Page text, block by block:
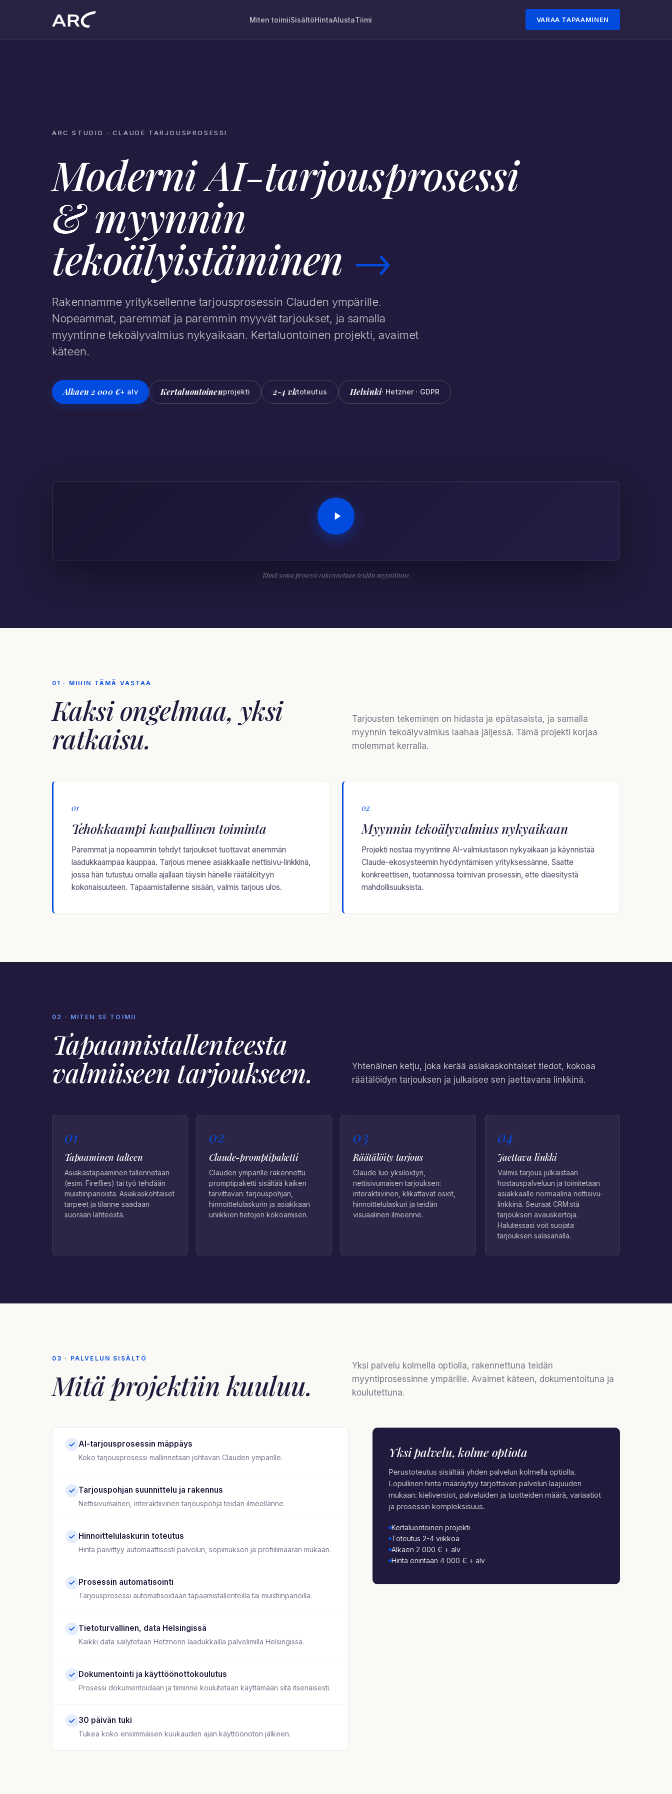
Miten toimiiSisältöHintaAlustaTiimi VARAA TAPAAMINEN
ARC STUDIO · CLAUDE TARJOUSPROSESSI
Moderni AI-tarjousprosessi
& myynnin
tekoälyistäminen →
Rakennamme yrityksellenne tarjousprosessin Clauden ympärille.
Nopeammat, paremmat ja paremmin myyvät tarjoukset, ja samalla
myyntinne tekoälyvalmius nykyaikaan. Kertaluontoinen projekti, avaimet
käteen.
Alkaen 2 000 €+ alv Kertaluontoinenprojekti 2-4 vktoteutus Helsinki· Hetzner · GDPR
Tämä sama prosessi rakennetaan teidän myyntiinne.
01 · MIHIN TÄMÄ VASTAA
Kaksi ongelmaa, yksi
ratkaisu.
Tarjousten tekeminen on hidasta ja epätasaista, ja samalla
myynnin tekoälyvalmius laahaa jäljessä. Tämä projekti korjaa
molemmat kerralla.
01
Tehokkaampi kaupallinen toiminta
Paremmat ja nopeammin tehdyt tarjoukset tuottavat enemmän
laadukkaampaa kauppaa. Tarjous menee asiakkaalle nettisivu-linkkinä,
jossa hän tutustuu omalla ajallaan täysin hänelle räätälöityyn
kokonaisuuteen. Tapaamistallenne sisään, valmis tarjous ulos.
02
Myynnin tekoälyvalmius nykyaikaan
Projekti nostaa myyntinne AI-valmiustason nykyaikaan ja käynnistää
Claude-ekosysteemin hyödyntämisen yrityksessänne. Saatte
konkreettisen, tuotannossa toimivan prosessin, ette diaesitystä
mahdollisuuksista.
02 · MITEN SE TOIMII
Tapaamistallenteesta
valmiiseen tarjoukseen.
Yhtenäinen ketju, joka kerää asiakaskohtaiset tiedot, kokoaa
räätälöidyn tarjouksen ja julkaisee sen jaettavana linkkinä.
01
Tapaaminen talteen
Asiakastapaaminen tallennetaan
(esim. Fireflies) tai työ tehdään
muistiinpanoista. Asiakaskohtaiset
tarpeet ja tilanne saadaan
suoraan lähteestä.
02
Claude-promptipaketti
Clauden ympärille rakennettu
promptipaketti sisältää kaiken
tarvittavan: tarjouspohjan,
hinnoittelulaskurin ja asiakkaan
uniikkien tietojen kokoamisen.
03
Räätälöity tarjous
Claude luo yksilöidyn,
nettisivumaisen tarjouksen:
interaktiivinen, klikattavat osiot,
hinnoittelulaskuri ja teidän
visuaalinen ilmeenne.
04
Jaettava linkki
Valmis tarjous julkaistaan
hostauspalveluun ja toimitetaan
asiakkaalle normaalina nettisivu-
linkkinä. Seuraat CRM:stä
tarjouksen avauskertoja.
Halutessasi voit suojata
tarjouksen salasanalla.
03 · PALVELUN SISÄLTÖ
Mitä projektiinkuuluu.
Yksi palvelu kolmella optiolla, rakennettuna teidän
myyntiprosessinne ympärille. Avaimet käteen, dokumentoituna ja
koulutettuna.
AI-tarjousprosessin mäppäys
Koko tarjousprosessi mallinnetaan johtavan Clauden ympärille.
Tarjouspohjan suunnittelu ja rakennus
Nettisivumainen, interaktiivinen tarjouspohja teidän ilmeellänne.
Hinnoittelulaskurin toteutus
Hinta päivittyy automaattisesti palvelun, sopimuksen ja profiilimäärän mukaan.
Prosessin automatisointi
Tarjousprosessi automatisoidaan tapaamistallenteilla tai muistiinpanoilla.
Tietoturvallinen, data Helsingissä
Kaikki data säilytetään Hetznerin laadukkailla palvelimilla Helsingissä.
Dokumentointi ja käyttöönottokoulutus
Prosessi dokumentoidaan ja tiiminne koulutetaan käyttämään sitä itsenäisesti.
30 päivän tuki
Tukea koko ensimmäisen kuukauden ajan käyttöönoton jälkeen.
Yksi palvelu, kolme optiota
Perustoteutus sisältää yhden palvelun kolmella optiolla.
Lopullinen hinta määräytyy tarjottavan palvelun laajuuden
mukaan: kieliversiot, palveluiden ja tuotteiden määrä, variaatiot
ja prosessin kompleksisuus.
Kertaluontoinen projekti
Toteutus 2-4 viikkoa
Alkaen 2 000 € + alv
Hinta enintään 4 000 € + alv